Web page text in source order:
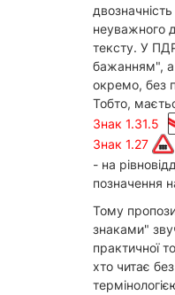
неуважного
тексту. У
бажанням",
окремо, без
Тобто,
Знак 1.31.5
Знак 1.27
- на
позначення
Тому
знаками"
практичної
хто читає